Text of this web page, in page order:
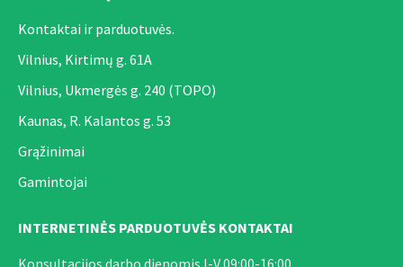
Kontaktai ir parduotuvės.
Vilnius, Kirtimų g. 61A
Vilnius, Ukmergės g. 240 (TOPO)
Kaunas, R. Kalantos g. 53
Grąžinimai
Gamintojai
INTERNETINĖS PARDUOTUVĖS KONTAKTAI
Konsultacijos darbo dienomis I-V 09:00-16:00